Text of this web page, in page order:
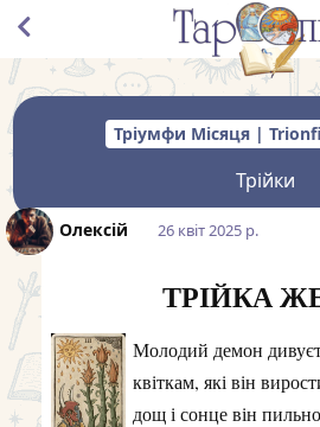
Тріумфи Місяця |
Трійки
Олексій 26 квiт 2025 р.
ТРІЙКА
Молодий демон
квіткам, які він
дощ і сонце він